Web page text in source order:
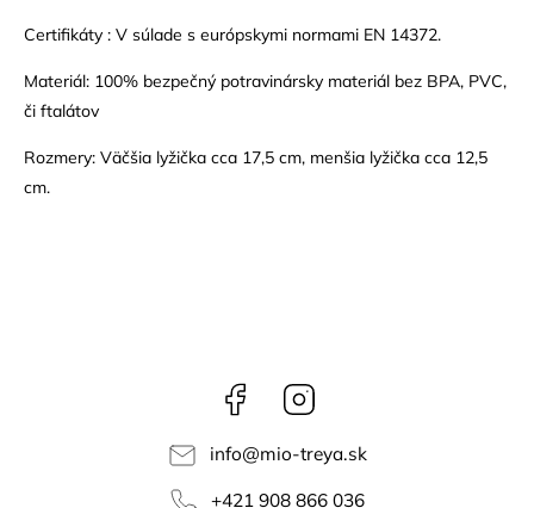
Certifikáty : V súlade s európskymi normami EN 14372.
Materiál: 100% bezpečný potravinársky materiál bez BPA, PVC,
či ftalátov
Rozmery: Väčšia lyžička cca 17,5 cm, menšia lyžička cca 12,5
cm.
Facebook
info@mio-treya.sk
+421 908 866 036